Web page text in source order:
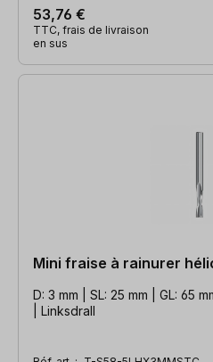
53,76 €
TTC, frais de livraison
en sus
Mini fraise à rainurer
D: 3 mm | SL: 25 mm | GL: 65
| Linksdrall